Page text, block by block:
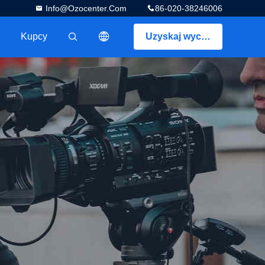
86-020-38246006
Info@ozocenter.com
Uzyskaj wycenę
描述
Kupcy